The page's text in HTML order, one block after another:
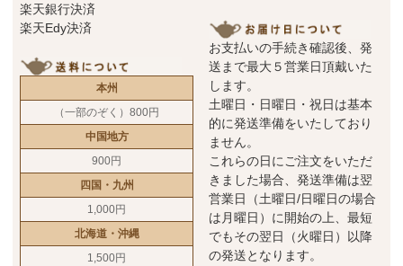
楽天銀行決済
楽天Edy決済
本州
（一部のぞく）800円
中国地方
900円
四国・九州
1,000円
北海道・沖縄
1,500円
お支払いの手続き確認後、発
送まで最大５営業日頂戴いた
します。
土曜日・日曜日・祝日は基本
的に発送準備をいたしており
ません。
これらの日にご注文をいただ
きました場合、発送準備は翌
営業日（土曜日/日曜日の場合
は月曜日）に開始の上、最短
でもその翌日（火曜日）以降
の発送となります。